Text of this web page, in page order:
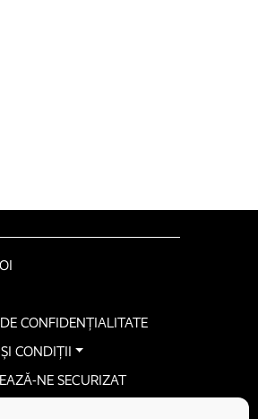
CONFIDENȚIALITATE
CONDIȚII
NE SECURIZAT